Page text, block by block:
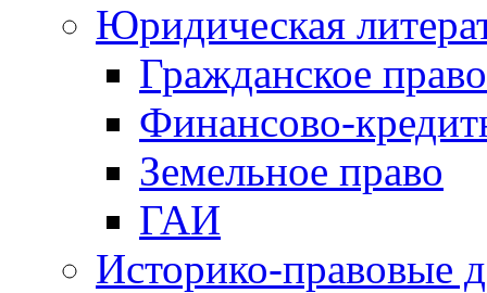
Юридическая
Гражданское право
Финансово-
Земельное право
ГАИ
Историко-правовые